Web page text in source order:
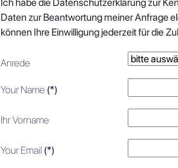
Ich habe die Datenschutzerklärung zur
Daten zur Beantwortung meiner Anfrage
können Ihre Einwilligung jederzeit für die
Anrede
Your Name (*)
Ihr Vorname
Your Email (*)